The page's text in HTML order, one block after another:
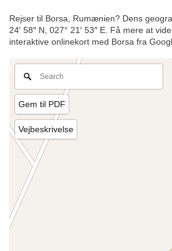
Rejser til Borsa, Rumænien? Dens
24′ 58″ N, 027° 21′ 53″ E. Få mere at
interaktive onlinekort med Borsa fra
Gem til PDF
Vejbeskrivelse